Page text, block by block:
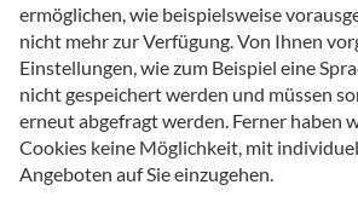
ermöglichen, wie beispielsweise
nicht mehr zur Verfügung. Von Ihnen
Einstellungen, wie zum Beispiel eine
nicht gespeichert werden und müssen
erneut abgefragt werden. Ferner haben
Cookies keine Möglichkeit, mit
Angeboten auf Sie einzugehen.